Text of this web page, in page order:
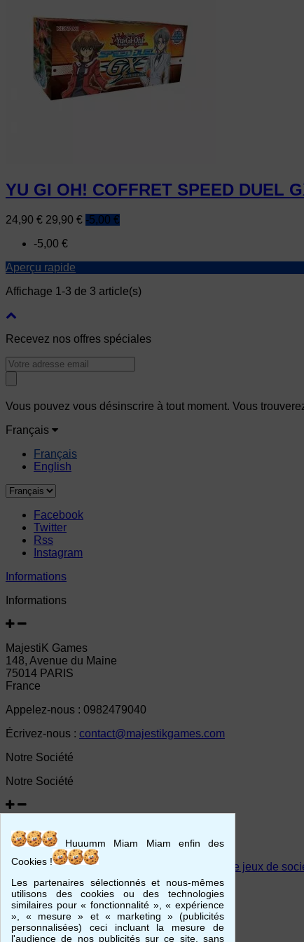
YU GI OH! COFFRET SPEED DUEL
Prix
24,90 € Prix
base
29,90 € -5,00 €
-5,00 €
Aperçu rapide
Affichage 1-3 de 3 article(s)
Recevez nos offres spéciales
Vous pouvez vous désinscrire à tout moment. Vous
Français
Français
English
Facebook
Twitter
Rss
Instagram
Informations
Informations
MajestiK Games
148, Avenue du Maine
75014 PARIS
France
Appelez-nous : 0982479040
Écrivez-nous : contact@majestikgames.com
Notre Société
Notre Société
Mentions légales
Livraison et paiement
CGV
A propos de MajestiK Games — Boutique jeux de
FAQ - Foire aux Questions
Magasin
Votre compte
Huuumm Miam Miam enfin des
Cookies !
Les partenaires sélectionnés et nous-mêmes
utilisons des cookies ou des technologies
similaires pour « fonctionnalité », « expérience
», « mesure » et « marketing » (publicités
personnalisées) ceci incluant la mesure de
l'audience de nos publicités sur ce site, sans